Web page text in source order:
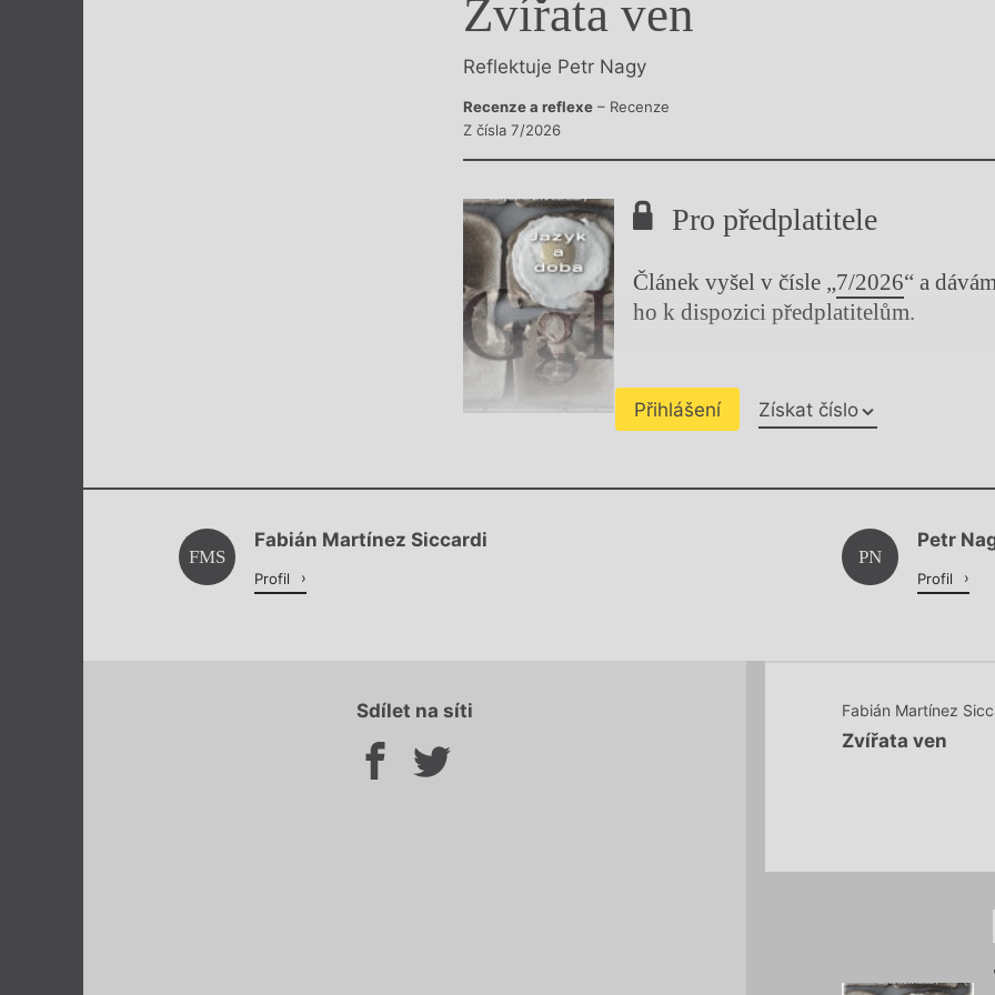
Výroční cenyZvířata ven
Reflektuje Petr Nagy
Recenze a reflexe – Recenze
Z čísla 7/2026
Pro předplatitele
Článek vyšel v čísle „7/2026“ a
ho k dispozici předplatitelům.
Přihlášení Získat číslo
Chviličku.
FMS
Fabián Martínez Siccardi
Profil
PN
Petr
Profil
Sdílet na síti Fabián Martínez
Zvířata ven